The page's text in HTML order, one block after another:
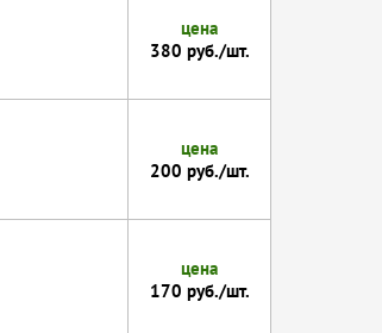
цена
380 руб./шт.
цена
200 руб./шт.
цена
170 руб./шт.